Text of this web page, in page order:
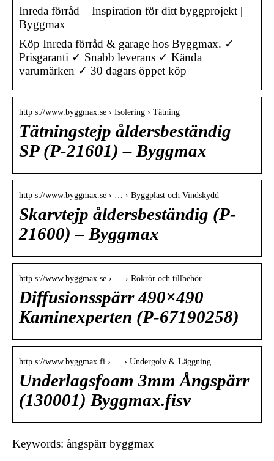
Inreda förråd – Inspiration för ditt byggprojekt |
Byggmax
Köp Inreda förråd & garage hos Byggmax. ✓
Prisgaranti ✓ Snabb leverans ✓ Kända
varumärken ✓ 30 dagars öppet köp
http s://www.byggmax.se › Isolering › Tätning
Tätningstejp åldersbeständig
SP (P-21601) – Byggmax
http s://www.byggmax.se › … › Byggplast och Vindskydd
Skarvtejp åldersbeständig (P-
21600) – Byggmax
http s://www.byggmax.se › … › Rökrör och tillbehör
Diffusionsspärr 490×490
Kaminexperten (P-67190258)
http s://www.byggmax.fi › … › Undergolv & Läggning
Underlagsfoam 3mm Ångspärr
(130001) Byggmax.fisv
Keywords: ångspärr byggmax